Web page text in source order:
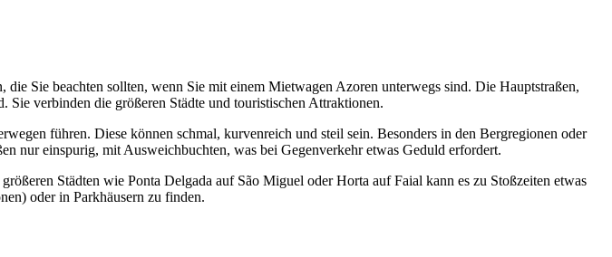
Sie beachten sollten, wenn Sie mit einem Mietwagen Azoren unterwegs sind. Die Hauptstraßen,
Sie verbinden die größeren Städte und touristischen Attraktionen.
führen. Diese können schmal, kurvenreich und steil sein. Besonders in den Bergregionen oder
nur einspurig, mit Ausweichbuchten, was bei Gegenverkehr etwas Geduld erfordert.
Städten wie Ponta Delgada auf São Miguel oder Horta auf Faial kann es zu Stoßzeiten etwas
oder in Parkhäusern zu finden.